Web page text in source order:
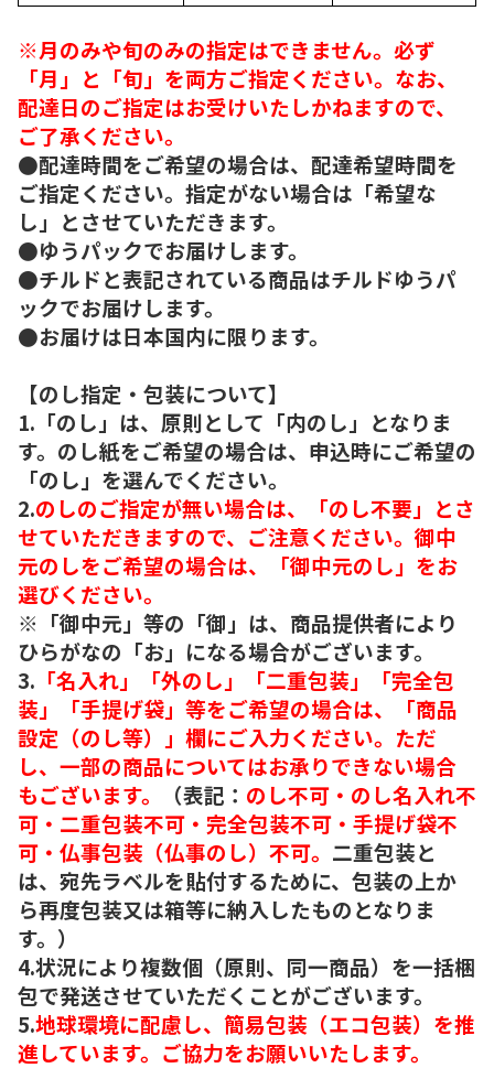
※月のみや旬のみの指定はできません。必ず
「月」と「旬」を両方ご指定ください。なお、
配達日のご指定はお受けいたしかねますので、
ご了承ください。
●配達時間をご希望の場合は、配達希望時間を
ご指定ください。指定がない場合は「希望な
し」とさせていただきます。
●ゆうパックでお届けします。
●チルドと表記されている商品はチルドゆうパ
ックでお届けします。
●お届けは日本国内に限ります。
【のし指定・包装について】
1.「のし」は、原則として「内のし」となりま
す。のし紙をご希望の場合は、申込時にご希望の
「のし」を選んでください。
2.のしのご指定が無い場合は、「のし不要」とさ
せていただきますので、ご注意ください。御中
元のしをご希望の場合は、「御中元のし」をお
選びください。
※「御中元」等の「御」は、商品提供者により
ひらがなの「お」になる場合がございます。
3. 「名入れ」「外のし」「二重包装」「完全包
装」「手提げ袋」等をご希望の場合は、「商品
設定（のし等）」欄にご入力ください。ただ
し、一部の商品についてはお承りできない場合
もございます。
（表記： のし不可・のし名入れ不
可・二重包装不可・完全包装不可・手提げ袋不
可・仏事包装（仏事のし）不可。 二重包装と
は、宛先ラベルを貼付するために、包装の上か
ら再度包装又は箱等に納入したものとなりま
す。）
4.状況により複数個（原則、同一商品）を一括梱
包で発送させていただくことがございます。
5.地球環境に配慮し、簡易包装（エコ包装）を推
進しています。ご協力をお願いいたします。